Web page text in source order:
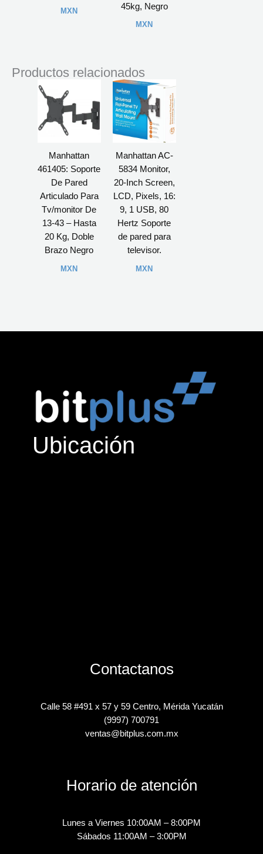
MXN
45kg, Negro
MXN
Productos relacionados
Manhattan
461405: Soporte
De Pared
Articulado Para
Tv/monitor De
13-43 – Hasta
20 Kg, Doble
Brazo Negro
MXN
Manhattan AC-
5834 Monitor,
20-Inch Screen,
LCD, Pixels, 16:
9, 1 USB, 80
Hertz Soporte
de pared para
televisor.
MXN
Ubicación
Contactanos
Calle 58 #491 x 57 y 59 Centro, Mérida Yucatán
(9997) 700791
ventas@bitplus.com.mx
Horario de atención
Lunes a Viernes 10:00AM – 8:00PM
Sábados 11:00AM – 3:00PM